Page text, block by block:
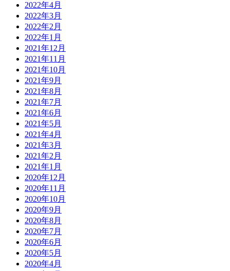
2022年4月
2022年3月
2022年2月
2022年1月
2021年12月
2021年11月
2021年10月
2021年9月
2021年8月
2021年7月
2021年6月
2021年5月
2021年4月
2021年3月
2021年2月
2021年1月
2020年12月
2020年11月
2020年10月
2020年9月
2020年8月
2020年7月
2020年6月
2020年5月
2020年4月